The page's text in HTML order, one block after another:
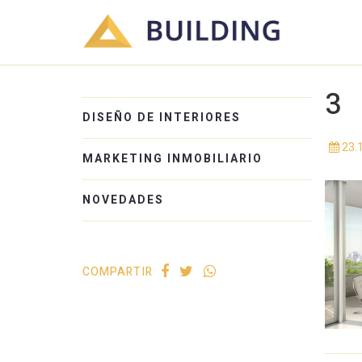
DISEÑO DE INTERIORES
MARKETING INMOBILIARIO
NOVEDADES
COMPARTIR
3